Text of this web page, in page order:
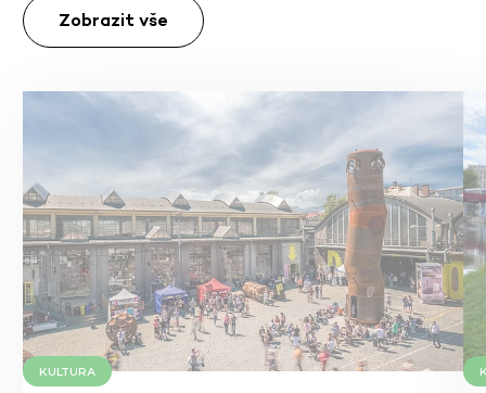
Zobrazit vše
KULTURA